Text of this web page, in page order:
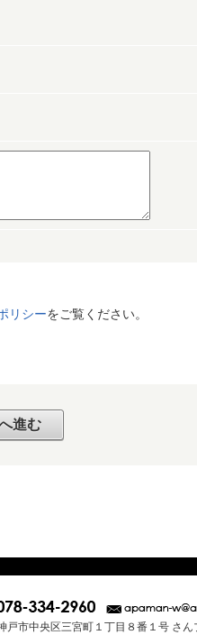
リシーをご覧ください。
中央区三宮町１丁目８番１号 さん